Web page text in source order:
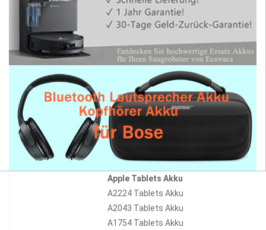
Apple Tablets Akku
A2224 Tablets Akku
A2043 Tablets Akku
A1754 Tablets Akku